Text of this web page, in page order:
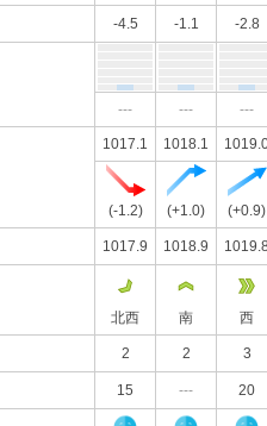
-4.5 -1.1 -2.8
--- --- ---
1017.1 1018.1
(-1.2) (+1.0) (+0.9)
1017.9 1018.9
北西 南 西
2 2 3
15 --- 20